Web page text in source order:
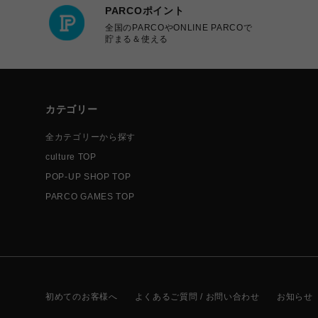
PARCOポイント
全国のPARCOやONLINE PARCOで
貯まる＆使える
カテゴリー
全カテゴリーから探す
culture TOP
POP-UP SHOP TOP
PARCO GAMES TOP
初めてのお客様へ よくあるご質問 / お問い合わせ お知らせ